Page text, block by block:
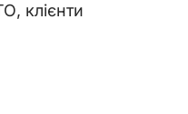
клієнти